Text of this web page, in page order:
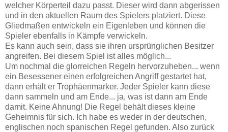
welcher Körperteil dazu passt. Dieser wird dann abgerissen
und in den aktuellen Raum des Spielers platziert. Diese
Gliedmaßen entwickeln ein Eigenleben und können die
Spieler ebenfalls in Kämpfe verwickeln.
Es kann auch sein, dass sie ihren ursprünglichen Besitzer
angreifen. Bei diesem Spiel ist alles möglich...
Um nochmal die glorreichen Regeln hervorzuheben... wenn
ein Besessener einen erfolgreichen Angriff gestartet hat,
dann erhält er Trophäenmarker. Jeder Spieler kann diese
dann sammeln und am Ende... ja, was ist dann am Ende
damit. Keine Ahnung! Die Regel behält dieses kleine
Geheimnis für sich. Ich habe es weder in der deutschen,
englischen noch spanischen Regel gefunden. Also zurück